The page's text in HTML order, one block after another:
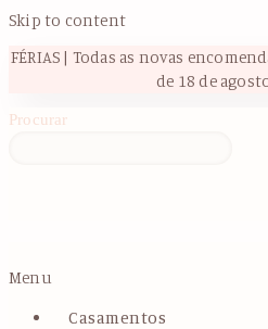
Skip to content
FÉRIAS | Todas as novas
de 18 de
Procurar
Menu
Casamentos